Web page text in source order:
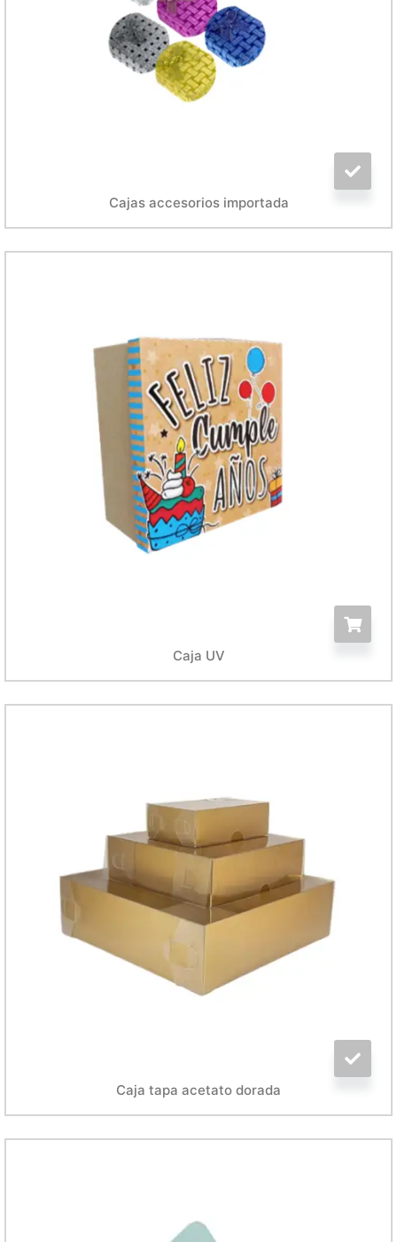
Cajas accesorios importada
Caja UV
Caja tapa acetato dorada